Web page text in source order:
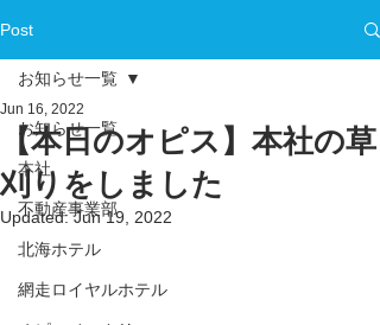
Post
お知らせ一覧
本社
不動産事業部
北海ホテル
網走ロイヤルホテル
お知らせ一覧
【本日のオピス】本社の草
刈りをしました
Jun 16, 2022
Updated:Jun 19, 2022